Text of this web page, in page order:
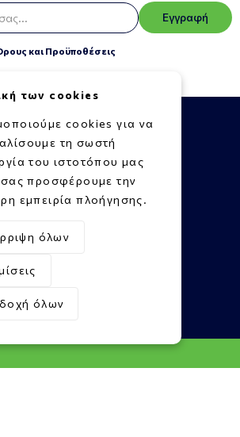
Εγγραφή
και Προϋποθέσεις
των cookies
cookies για να
τη σωστή
του ιστοτόπου μας
σας προσφέρουμε την
εμπειρία πλοήγησης.
όλων
όλων